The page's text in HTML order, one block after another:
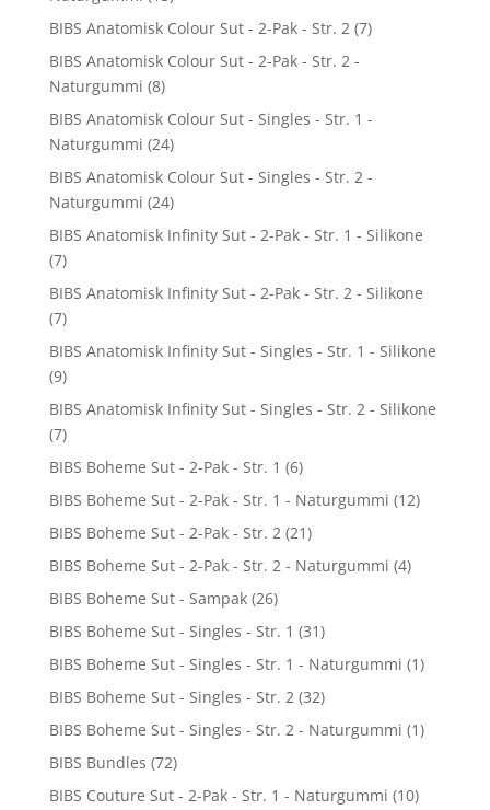
BIBS Anatomisk Colour Sut - 2-Pak - Str. 2 (7)
BIBS Anatomisk Colour Sut - 2-Pak - Str. 2 -
Naturgummi (8)
BIBS Anatomisk Colour Sut - Singles - Str. 1 -
Naturgummi (24)
BIBS Anatomisk Colour Sut - Singles - Str. 2 -
Naturgummi (24)
BIBS Anatomisk Infinity Sut - 2-Pak - Str. 1 - Silikone
(7)
BIBS Anatomisk Infinity Sut - 2-Pak - Str. 2 - Silikone
(7)
BIBS Anatomisk Infinity Sut - Singles - Str. 1 - Silikone
(9)
BIBS Anatomisk Infinity Sut - Singles - Str. 2 - Silikone
(7)
BIBS Boheme Sut - 2-Pak - Str. 1 (6)
BIBS Boheme Sut - 2-Pak - Str. 1 - Naturgummi (12)
BIBS Boheme Sut - 2-Pak - Str. 2 (21)
BIBS Boheme Sut - 2-Pak - Str. 2 - Naturgummi (4)
BIBS Boheme Sut - Sampak (26)
BIBS Boheme Sut - Singles - Str. 1 (31)
BIBS Boheme Sut - Singles - Str. 1 - Naturgummi (1)
BIBS Boheme Sut - Singles - Str. 2 (32)
BIBS Boheme Sut - Singles - Str. 2 - Naturgummi (1)
BIBS Bundles (72)
BIBS Couture Sut - 2-Pak - Str. 1 - Naturgummi (10)